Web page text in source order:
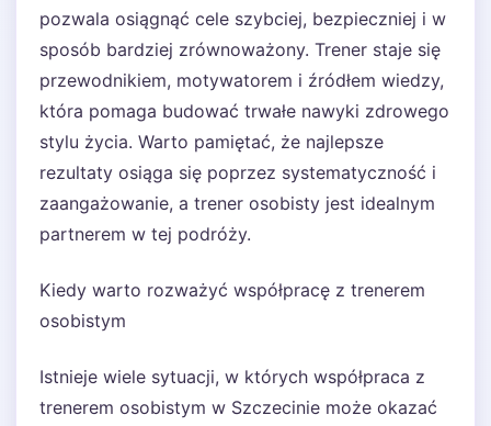
pozwala osiągnąć cele szybciej, bezpieczniej i w
sposób bardziej zrównoważony. Trener staje się
przewodnikiem, motywatorem i źródłem wiedzy,
która pomaga budować trwałe nawyki zdrowego
stylu życia. Warto pamiętać, że najlepsze
rezultaty osiąga się poprzez systematyczność i
zaangażowanie, a trener osobisty jest idealnym
partnerem w tej podróży.
Kiedy warto rozważyć współpracę z trenerem
osobistym
Istnieje wiele sytuacji, w których współpraca z
trenerem osobistym w Szczecinie może okazać